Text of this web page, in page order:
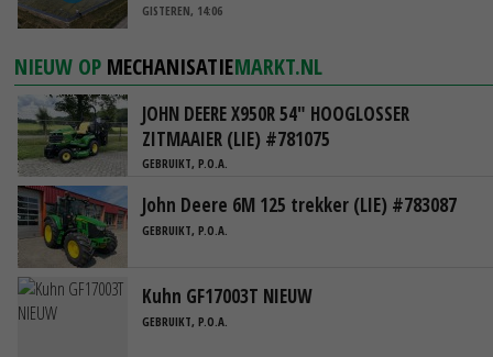
GISTEREN, 14:06
NIEUW OP MECHANISATIEMARKT.NL
JOHN DEERE X950R 54" HOOGLOSSER
ZITMAAIER (LIE) #781075
GEBRUIKT, P.O.A.
John Deere 6M 125 trekker (LIE) #783087
GEBRUIKT, P.O.A.
Kuhn GF17003T NIEUW
GEBRUIKT, P.O.A.